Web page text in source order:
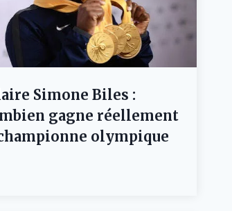
Simone Biles :
gagne réellement
olympique